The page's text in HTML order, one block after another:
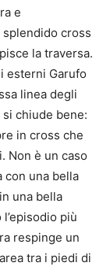
e
splendido cross
la traversa.
esterni Garufo
linea degli
chiude bene:
in cross che
Non è un caso
con una bella
una bella
più
respinge un
tra i piedi di